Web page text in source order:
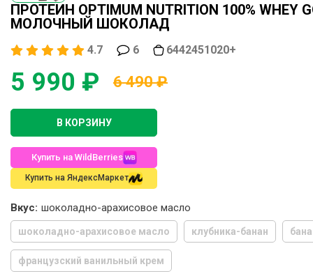
ПРОТЕИН OPTIMUM NUTRITION 100% WHEY
МОЛОЧНЫЙ ШОКОЛАД
4.7 6 6442451020+
5 990 ₽ 6 490 ₽
В КОРЗИНУ
Купить на WildBerries
Купить на ЯндексМаркет
Вкус: шоколадно-арахисовое масло
шоколадно-арахисовое масло клубника-банан
французский ванильный крем